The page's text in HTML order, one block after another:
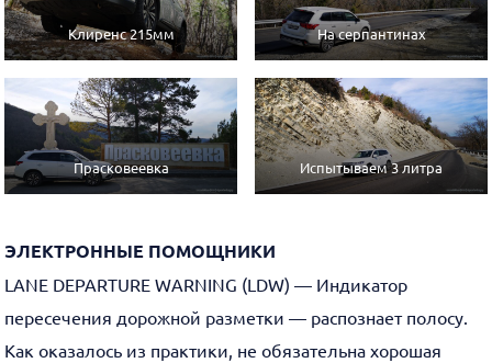
Клиренс 215мм На серпантинах
Прасковеевка Испытываем 3 литра
ЭЛЕКТРОННЫЕ ПОМОЩНИКИ
LANE DEPARTURE WARNING (LDW) — Индикатор
пересечения дорожной разметки — распознает полосу.
Как оказалось из практики, не обязательна хорошая